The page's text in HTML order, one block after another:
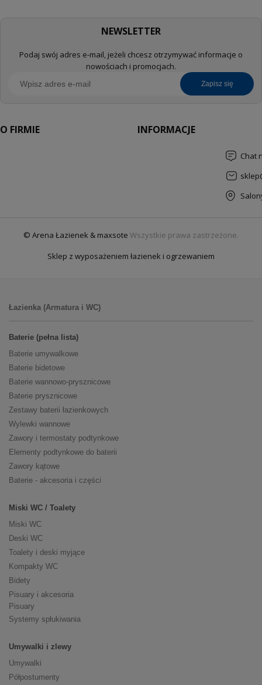
NEWSLETTER
Podaj swój adres e-mail, jeżeli chcesz otrzymywać informacje o
nowościach i promocjach.
zapisz się
O FIRMIE INFORMACJE
Chat
© Arena Łazienek & maxsote Wszystkie prawa zastrzeżone.
Sklep z wyposażeniem łazienek i ogrzewaniem
Łazienka (Armatura i WC)
Baterie (pełna lista)
Baterie umywalkowe
Baterie bidetowe
Baterie wannowo-prysznicowe
Baterie prysznicowe
Zestawy baterii łazienkowych
Wylewki wannowe
Zawory i termostaty podtynkowe
Elementy podtynkowe do baterii
Zawory kątowe
Baterie - akcesoria i części
Miski WC / Toalety
Miski WC
Deski WC
Toalety i deski myjące
Kompakty WC
Bidety
Pisuary i akcesoria
Pisuary
Systemy spłukiwania
Umywalki i zlewy
Umywalki
Półpostumenty